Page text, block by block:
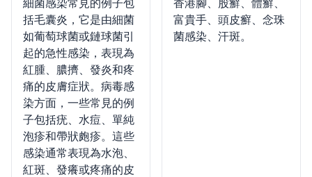
括毛囊炎，它是由細菌
如葡萄球菌或鏈球菌引
起的急性感染，表現為
紅腫、膿擠、發炎和疼
痛的皮膚症狀。病毒感
染方面，一些常見的例
子包括疣、水痘、單純
泡疹和帶狀皰疹。這些
感染通常表現為水泡、
紅斑、發癢或疼痛的皮
富貴手、頭皮癬、念珠
菌感染、汗斑。